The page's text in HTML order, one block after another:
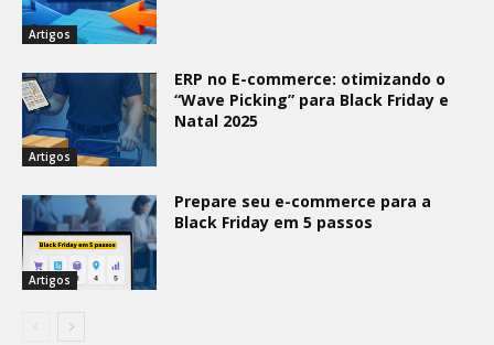
Artigos
Artigos
ERP no E-commerce: otimizando o
“Wave Picking” para Black Friday e
Natal 2025
Artigos
Prepare seu e-commerce para a
Black Friday em 5 passos